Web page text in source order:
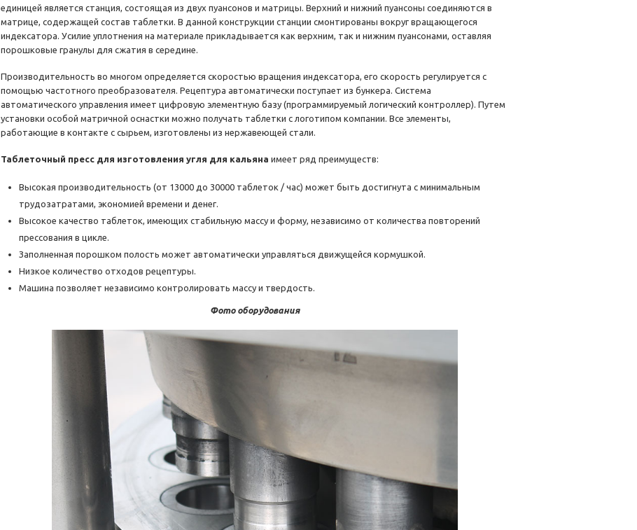
единицей является станция, состоящая из двух пуансонов и матрицы. Верхний и нижний пуансоны соединяются в
матрице, содержащей состав таблетки. В данной конструкции станции смонтированы вокруг вращающегося
индексатора. Усилие уплотнения на материале прикладывается как верхним, так и нижним пуансонами, оставляя
порошковые гранулы для сжатия в середине.
Производительность во многом определяется скоростью вращения индексатора, его скорость регулируется с
помощью частотного преобразователя. Рецептура автоматически поступает из бункера. Система
автоматического управления имеет цифровую элементную базу (программируемый логический контроллер). Путем
установки особой матричной оснастки можно получать таблетки с логотипом компании. Все элементы,
работающие в контакте с сырьем, изготовлены из нержавеющей стали.
Таблеточный пресс для изготовления угля для кальяна имеет ряд преимуществ:
Высокая производительность (от 13000 до 30000 таблеток / час) может быть достигнута с минимальным
трудозатратами, экономией времени и денег.
Высокое качество таблеток, имеющих стабильную массу и форму, независимо от количества повторений
прессования в цикле.
Заполненная порошком полость может автоматически управляться движущейся кормушкой.
Низкое количество отходов рецептуры.
Машина позволяет независимо контролировать массу и твердость.
Фото оборудования